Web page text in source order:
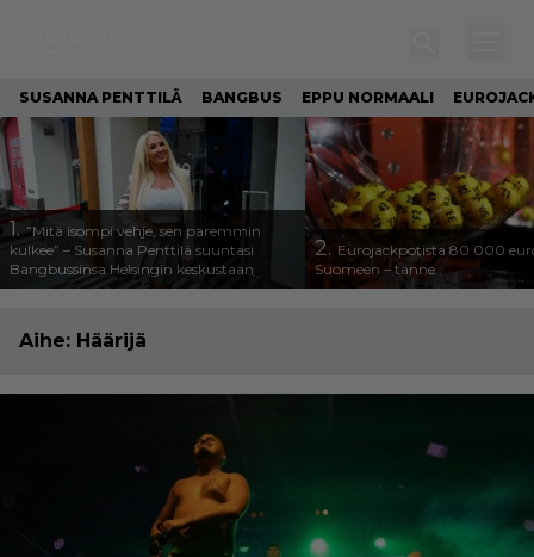
SUSANNA PENTTILÄ BANGBUS EPPU NORMAALI
1.”Mitä isompi vehje, sen paremmin
kulkee” – Susanna Penttilä suuntasi
Bangbussinsa Helsingin keskustaan
2. Eurojackpotista 80 000
Suomeen – tänne
Aihe: Häärijä